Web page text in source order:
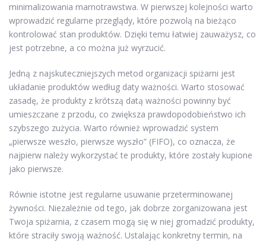
minimalizowania marnotrawstwa. W pierwszej kolejności warto
wprowadzić regularne przeglądy, które pozwolą na bieżąco
kontrolować stan produktów. Dzięki temu łatwiej zauważysz, co
jest potrzebne, a co można już wyrzucić.
Jedną z najskuteczniejszych metod organizacji spiżarni jest
układanie produktów według daty ważności. Warto stosować
zasadę, że produkty z krótszą datą ważności powinny być
umieszczane z przodu, co zwiększa prawdopodobieństwo ich
szybszego zużycia. Warto również wprowadzić system
„pierwsze weszło, pierwsze wyszło” (FIFO), co oznacza, że
najpierw należy wykorzystać te produkty, które zostały kupione
jako pierwsze.
Równie istotne jest regularne usuwanie przeterminowanej
żywności. Niezależnie od tego, jak dobrze zorganizowana jest
Twoja spiżarnia, z czasem mogą się w niej gromadzić produkty,
które straciły swoją ważność. Ustalając konkretny termin, na